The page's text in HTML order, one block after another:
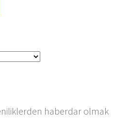
haberdar olmak